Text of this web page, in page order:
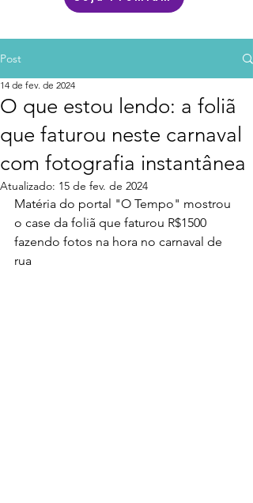
Post
O que estou lendo: a foliã
que faturou neste carnaval
com fotografia instantânea
14 de fev. de 2024
Atualizado: 15 de fev. de 2024
Matéria do portal "O Tempo" mostrou
o case da foliã que faturou R$1500
fazendo fotos na hora no carnaval de
rua